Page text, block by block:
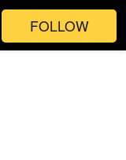
FOLLOW